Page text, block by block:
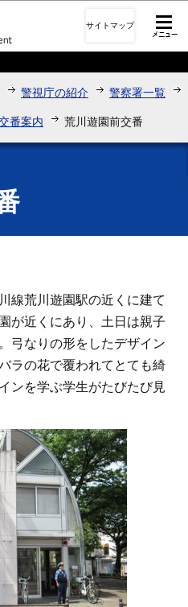
本文へ移動
サイトマップ
警視庁の紹介 警察署一覧
番案内 荒川遊園前交番
線荒川遊園駅の近くに建て
が近くにあり、土日は親子
弓なりの形をしたデザイン
ラの花で覆われてとても綺
ンを学ぶ学生がたびたび見